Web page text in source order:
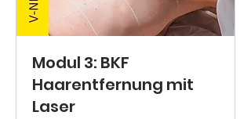
Modul 3: BKF
Haarentfernung mit
Laser